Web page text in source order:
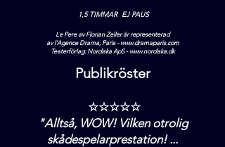
1,5 TIMMAR EJ PAUS
Le Pere av Florian Zeller är representerad
av l’Agence Drama, Paris -www.dramaparis.com
Teaterförlag: Nordiska ApS -www.nordiska.dk
Publikröster
☆☆☆☆☆
"Alltså, WOW! Vilken otrolig
skådespelarprestation! ...